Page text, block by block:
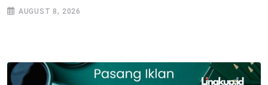
AUGUST 8, 2026